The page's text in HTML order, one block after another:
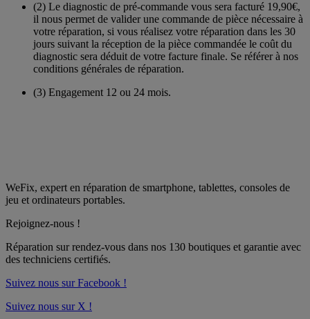
(2) Le diagnostic de pré-commande vous sera facturé 19,90€,
il nous permet de valider une commande de pièce nécessaire à
votre réparation, si vous réalisez votre réparation dans les 30
jours suivant la réception de la pièce commandée le coût du
diagnostic sera déduit de votre facture finale. Se référer à nos
conditions générales de réparation.
(3) Engagement 12 ou 24 mois.
WeFix, expert en réparation de smartphone, tablettes, consoles de
jeu et ordinateurs portables.
Rejoignez-nous !
Réparation sur rendez-vous dans nos 130 boutiques et garantie avec
des techniciens certifiés.
Suivez nous sur Facebook !
Suivez nous sur X !